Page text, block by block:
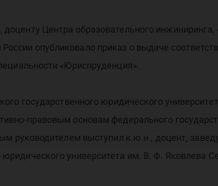
Центра образовательного
опубликовало приказ о выдаче
«Юриспруденция».
государственного юридического
правовым основам федерального
руководителем выступил к.ю.н., доцент,
университета им. В. Ф. Яковлева